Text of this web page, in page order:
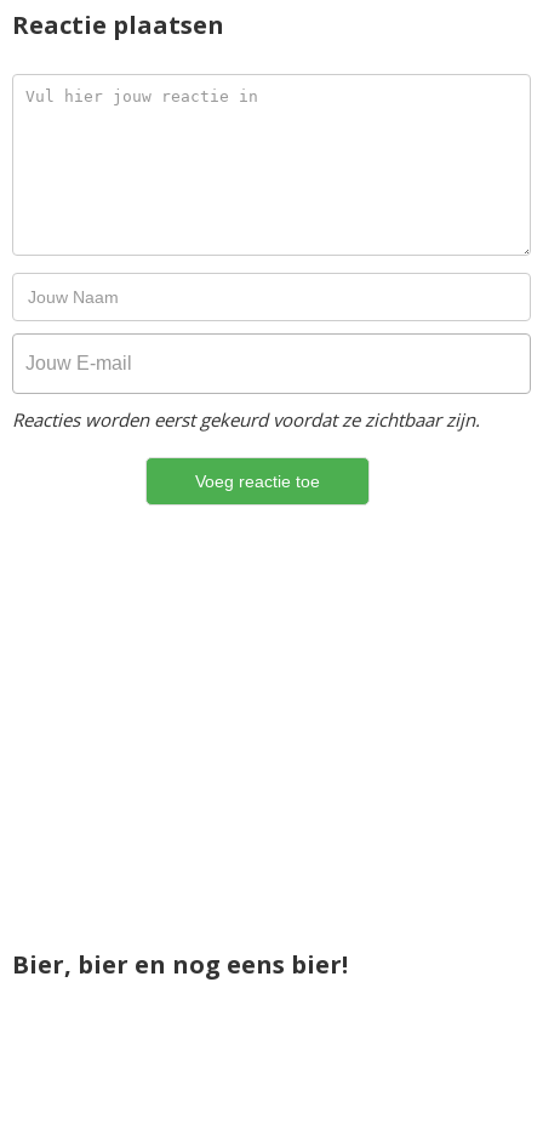
Reactie plaatsen
Reacties worden eerst gekeurd voordat ze zichtbaar zijn.
Bier, bier en nog eens bier!